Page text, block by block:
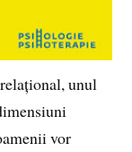
unul
vor